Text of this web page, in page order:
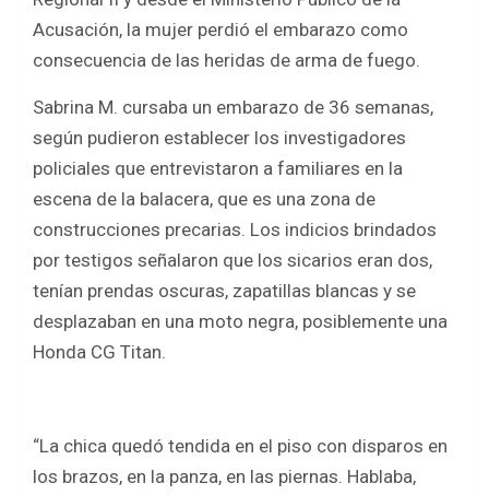
Acusación, la mujer perdió el embarazo como
consecuencia de las heridas de arma de fuego.
Sabrina M. cursaba un embarazo de 36 semanas,
según pudieron establecer los investigadores
policiales que entrevistaron a familiares en la
escena de la balacera, que es una zona de
construcciones precarias. Los indicios brindados
por testigos señalaron que los sicarios eran dos,
tenían prendas oscuras, zapatillas blancas y se
desplazaban en una moto negra, posiblemente una
Honda CG Titan.
“La chica quedó tendida en el piso con disparos en
los brazos, en la panza, en las piernas. Hablaba,